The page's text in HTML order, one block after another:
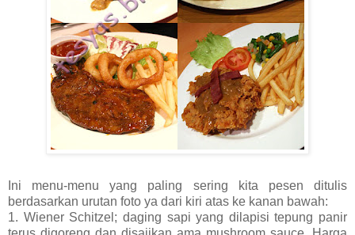
Ini menu-menu yang paling sering kita pesen ditulis
berdasarkan urutan foto ya dari kiri atas ke kanan bawah:
1. Wiener Schitzel; daging sapi yang dilapisi tepung panir